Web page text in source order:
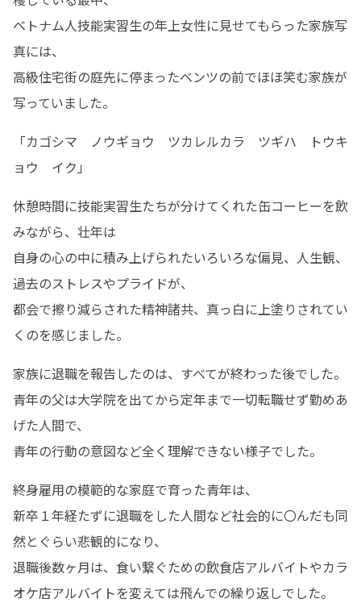
ベトナム人技能実習生の年上女性に見せてもらった家族写
真には、
高級住宅街の庭先に停まったベンツの前でほほ笑む家族が
写っていました。
「カゴシマ　ノウギョウ　ツカレルカラ　ツギハ　トウキ
ョウ　イク」
休憩時間に技能実習生たちが分けてくれた缶コーヒーを飲
みながら、壮年は
自身の心の中に積み上げられたいろいろな偏見、人生観、
過去のストレスやプライドが、
都会で擦り減らされた精神諸共、真っ白に上塗りされてい
くのを感じました。
家族に退職を報告したのは、すべてが終わった後でした。
青年の父は大学院を出てから定年まで一切転職せず勤めあ
げた人間で、
青年の行動の意図など全く理解できない様子でした。
終身雇用の模範的な家庭で育った青年は、
新卒１年経たずに退職をした人間など社会的に〇んだも同
然とぐらい悲観的になり、
退職後数ヶ月は、食い繋ぐための飲食店アルバイトやカラ
オケ店アルバイトを変えては飛んでの繰り返しでした。